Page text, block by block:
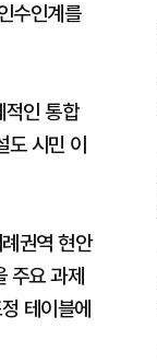
수인계를
인 통합
시민 이
권역 현안
주요 과제
테이블에